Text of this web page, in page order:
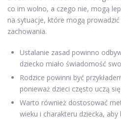
co im wolno, a czego nie, mogą
na sytuacje, które mogą prowadzić
zachowania.
Ustalanie zasad powinno
dziecko miało świadomość
Rodzice powinni być
ponieważ dzieci często uczą
Warto również dostosować
wieku i charakteru dziecka, aby